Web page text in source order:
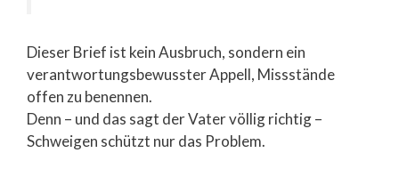
Dieser Brief ist kein Ausbruch, sondern ein
verantwortungsbewusster Appell, Missstände
offen zu benennen.
Denn – und das sagt der Vater völlig richtig –
Schweigen schützt nur das Problem.